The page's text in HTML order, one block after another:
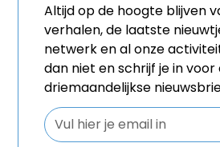
Altijd op de hoogte blijven
verhalen, de laatste
netwerk en al onze
dan niet en schrijf je in voor
driemaandelijkse